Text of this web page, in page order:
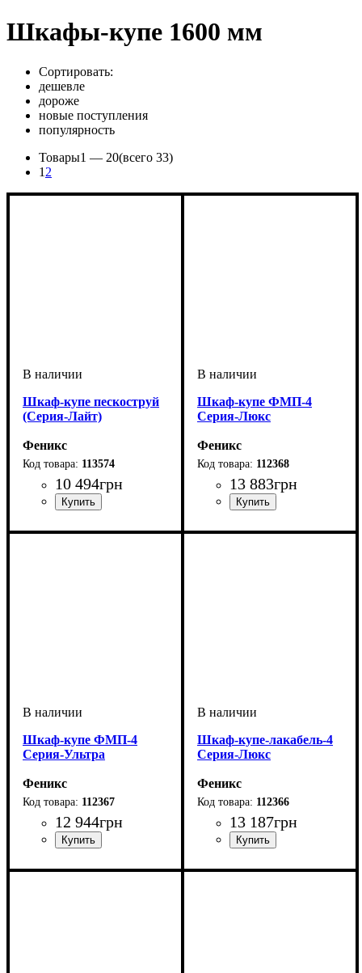
Шкафы-купе 1600 мм
Сортировать:
дешевле
дороже
новые поступления
популярность
Товары1 — 20(всего 33)
1 2
Шкаф-купе пескоструй
(Серия-Лайт)
Феникс
113574
10 494грн
Шкаф-купе ФМП-4
Серия-Люкс
Феникс
112368
13 883грн
Шкаф-купе ФМП-4
Серия-Ультра
Феникс
112367
12 944грн
Шкаф-купе-лакабель-4
Серия-Люкс
Феникс
112366
13 187грн